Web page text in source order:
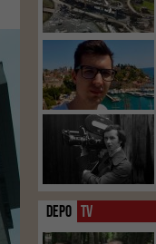
DEPO TV